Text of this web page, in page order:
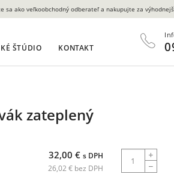
zateplený
32,00 € s DPH
26,02 € bez DPH
sa ako veľkoobchodný odberateľ a nakupujte za
ŠTÚDIO KONTAKT